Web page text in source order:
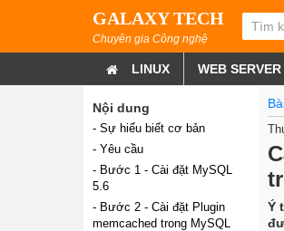
GALAXY TECH
Chuyên gia Công nghệ
LINUX WEB SERVER
Nội dung
- Sự hiểu biết cơ bản
- Yêu cầu
- Bước 1 - Cài đặt MySQL
5.6
- Bước 2 - Cài đặt Plugin
memcached trong MySQL
Ý